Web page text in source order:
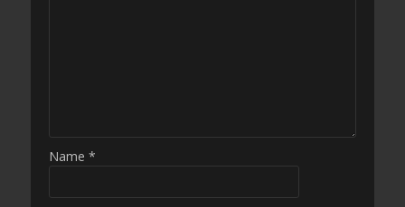
Name *